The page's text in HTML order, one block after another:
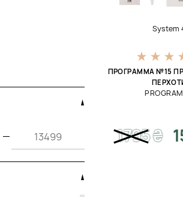
—
System
ПРОГРАММА №15
1795₴